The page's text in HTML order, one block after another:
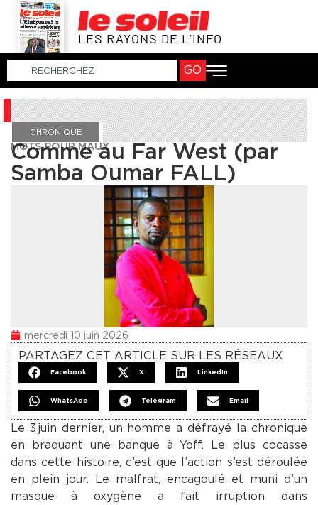
LES RAYONS DE L’INFO
GO
CHRONIQUE
MOTS POUR MAUX
Comme au Far West (par
Samba Oumar FALL)
mercredi 10 juin 2026
PARTAGEZ CET ARTICLE SUR LES RÉSEAUX
Facebook X LinkedIn
WhatsApp Telegram Email
Le 3 juin dernier, un homme a défrayé la chronique
en braquant une banque à Yoff. Le plus cocasse
dans cette histoire, c’est que l’action s’est déroulée
en plein jour. Le malfrat, encagoulé et muni d’un
masque à oxygène a fait irruption dans